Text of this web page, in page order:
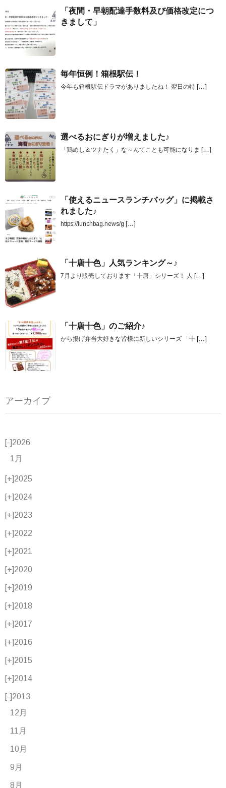
「夜間・早朝配達手数料及び価格改定につ
きまして」
毎年恒例！箱根駅伝！
今年も箱根駅伝ドラマがありましたね！ 翌日の特 […]
選べるおにぎりが増えました♪
「鶏めし＆ツナたく」な～んてことも可能になりま […]
「使えるニュースランチバッグ」に掲載さ
れました♪
https://lunchbag.news/g […]
「十唐十色」人気ランキング～♪
7月より販売しております「十唐」シリーズ！ 人 […]
「十唐十色」のご紹介♪
から揚げ弁当大好きな皆様に新しいシリーズ 「十 […]
アーカイブ
[-]2026
1月
[+]2025
[+]2024
[+]2023
[+]2022
[+]2021
[+]2020
[+]2019
[+]2018
[+]2017
[+]2016
[+]2015
[+]2014
[-]2013
12月
11月
10月
9月
8月